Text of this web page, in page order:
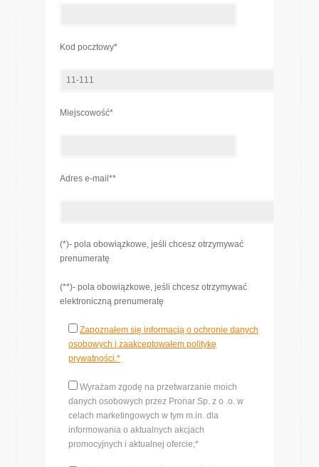
Kod pocztowy*
Miejscowość*
Adres e-mail**
(*)- pola obowiązkowe, jeśli chcesz otrzymywać
prenumeratę
(**)- pola obowiązkowe, jeśli chcesz otrzymywać
elektroniczną prenumeratę
Zapoznałem się informacją o ochronie danych
osobowych i zaakceptowałem politykę
prywatności.*
Wyrażam zgodę na przetwarzanie moich
danych osobowych przez Pronar Sp. z o .o. w
celach marketingowych w tym m.in. dla
informowania o aktualnych akcjach
promocyjnych i aktualnej ofercie;*